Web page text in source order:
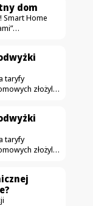
dom
Smart Home
mających
sprzętów
instalacje jak
częściej
taryfy
złożyli
Podwyżki
które
– Tauron,
dla
taryfy
złożyli
Podwyżki
które
– Tauron,